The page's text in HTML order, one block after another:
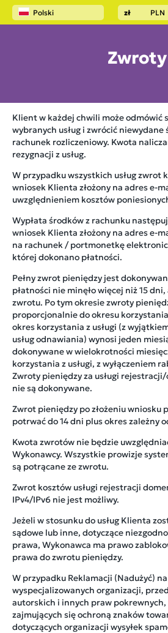
Polski zł PLN
Zwroty
Klient w każdej chwili może odmówić
wybranych usług i zwrócić niewydane
rachunek rozliczeniowy. Kwota
rezygnacji z usług.
W przypadku wszystkich usług zwrot
wniosek Klienta złożony na adres e-
uwzględnieniem kosztów
Wypłata środków z rachunku
wniosek Klienta złożony na adres e-
na rachunek / portmonetkę
której dokonano płatności.
Pełny zwrot pieniędzy jest
płatności nie minęło więcej niż 15
zwrotu. Po tym okresie zwroty
proporcjonalnie do okresu
okres korzystania z usługi (z
usług odnawiania) wynosi jeden
dokonywane w wielokrotności
korzystania z usługi, z wyłączeniem
Zwroty pieniędzy za usługi
nie są dokonywane.
Zwrot pieniędzy po złożeniu wniosku
potrwać do 14 dni plus okres zależny
Kwota zwrotów nie będzie
Wykonawcy. Wszystkie prowizje
są potrącane ze zwrotu.
Zwrot kosztów usługi rejestracji
IPv4/IPv6 nie jest możliwy.
Jeżeli w stosunku do usług Klienta
sądowe lub inne, dotyczące
prawa, Wykonawca ma prawo
prawa do zwrotu pieniędzy.
W przypadku Reklamacji (Nadużyć)
wyspecjalizowanych organizacji,
autorskich i innych praw
zajmujących się ochroną znaków
dotyczących organizacji wysyłek